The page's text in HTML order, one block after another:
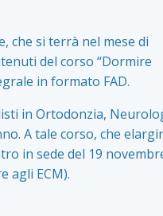
che si terrà nel mese di
del corso “Dormire
in formato FAD.
in Ortodonzia,
A tale corso, che
in sede del 19
agli ECM).